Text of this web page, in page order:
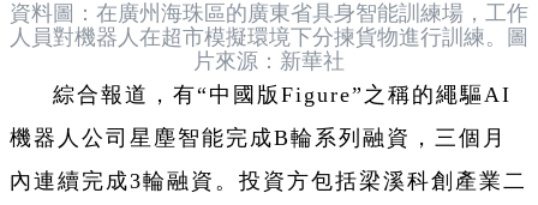
資料圖：在廣州海珠區的廣東省具身智能訓練場，工作
人員對機器人在超市模擬環境下分揀貨物進行訓練。圖
片來源：新華社
綜合報道，有“中國版Figure”之稱的繩驅AI
機器人公司星塵智能完成B輪系列融資，三個月
內連續完成3輪融資。投資方包括梁溪科創產業二